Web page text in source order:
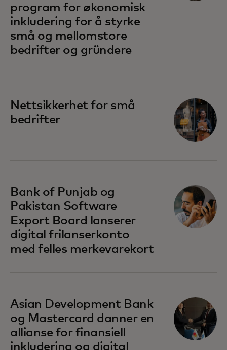
program for økonomisk
inkludering for å styrke
små og mellomstore
bedrifter og gründere
Nettsikkerhet for små
bedrifter
opens in a new tab
Bank of Punjab og
Pakistan Software
Export Board lanserer
digital frilanserkonto
med felles merkevarekort
opens in a new tab
Asian Development Bank
og Mastercard danner en
allianse for finansiell
inkludering og digital
opens in a new tab